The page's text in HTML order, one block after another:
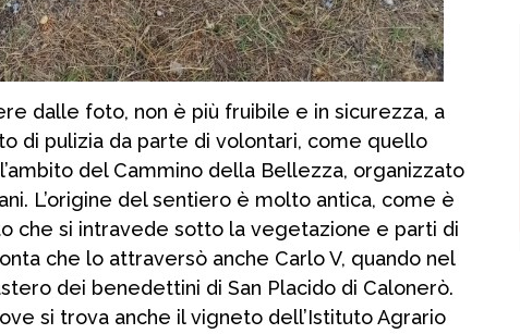
dalle foto, non è più fruibile e in sicurezza, a
di pulizia da parte di volontari, come quello
del Cammino della Bellezza, organizzato
L’origine del sentiero è molto antica, come è
che si intravede sotto la vegetazione e parti di
che lo attraversò anche Carlo V, quando nel
dei benedettini di San Placido di Calonerò.
si trova anche il vigneto dell’Istituto Agrario